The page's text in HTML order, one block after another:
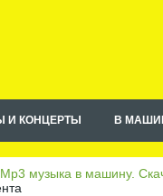
И КОНЦЕРТЫ
В
музыка в машину.